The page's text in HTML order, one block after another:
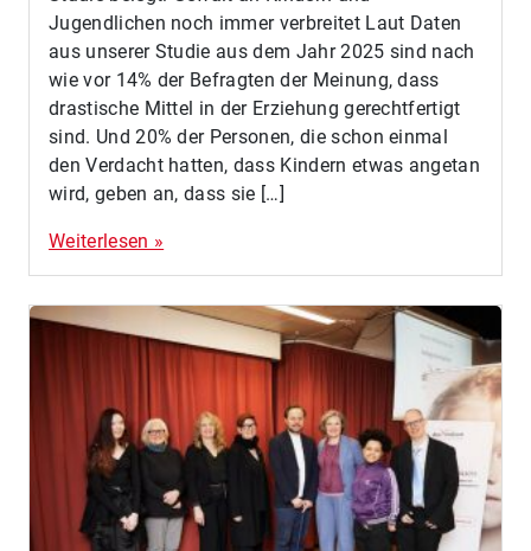
Jugendlichen noch immer verbreitet Laut Daten
aus unserer Studie aus dem Jahr 2025 sind nach
wie vor 14% der Befragten der Meinung, dass
drastische Mittel in der Erziehung gerechtfertigt
sind. Und 20% der Personen, die schon einmal
den Verdacht hatten, dass Kindern etwas angetan
wird, geben an, dass sie […]
Weiterlesen »